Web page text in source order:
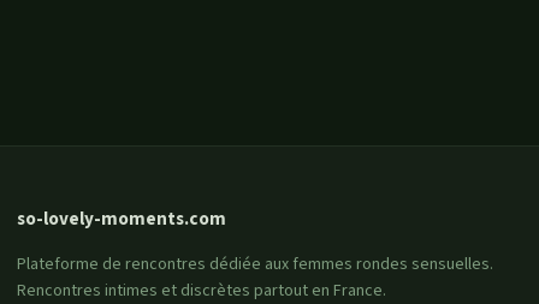
so-lovely-moments.com
Plateforme de rencontres dédiée aux femmes rondes sensuelles.
Rencontres intimes et discrètes partout en France.